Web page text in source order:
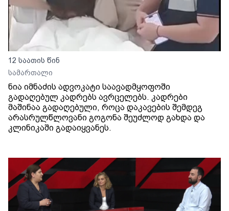
12 საათის წინ
სამართალი
ნია იმნაძის ადვოკატი საავადმყოფოში
გადაღებულ კადრებს ავრცელებს. კადრები
მაშინაა გადაღებული, როცა დაკავების შემდეგ
არასრულწლოვანი გოგონა შეუძლოდ გახდა და
კლინიკაში გადაიყვანეს.